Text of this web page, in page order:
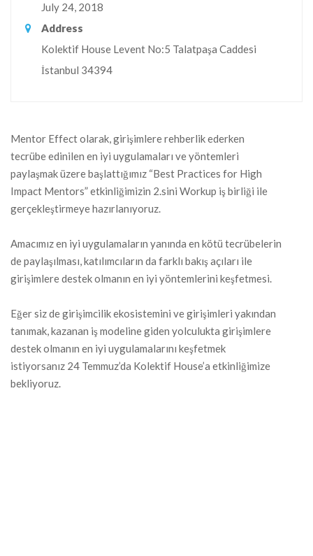
July 24, 2018
Address
Kolektif House Levent No:5 Talatpaşa Caddesi
İstanbul 34394
Mentor Effect olarak, girişimlere rehberlik ederken
tecrübe edinilen en iyi uygulamaları ve yöntemleri
paylaşmak üzere başlattığımız “Best Practices for High
Impact Mentors” etkinliğimizin 2.sini Workup iş birliği ile
gerçekleştirmeye hazırlanıyoruz.
Amacımız en iyi uygulamaların yanında en kötü tecrübelerin
de paylaşılması, katılımcıların da farklı bakış açıları ile
girişimlere destek olmanın en iyi yöntemlerini keşfetmesi.
Eğer siz de girişimcilik ekosistemini ve girişimleri yakından
tanımak, kazanan iş modeline giden yolculukta girişimlere
destek olmanın en iyi uygulamalarını keşfetmek
istiyorsanız 24 Temmuz’da Kolektif House’a etkinliğimize
bekliyoruz.